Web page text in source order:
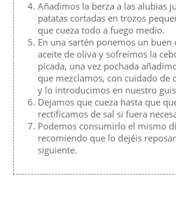
Añadimos la berza a las alubias
patatas cortadas en trozos
que cueza todo a fuego medio.
En una sartén ponemos un buen
aceite de oliva y sofreímos la
picada, una vez pochada
que mezclamos, con cuidado de
y lo introducimos en nuestro
Dejamos que cueza hasta que
rectificamos de sal si fuera
Podemos consumirlo el mismo
recomiendo que lo dejéis
siguiente.